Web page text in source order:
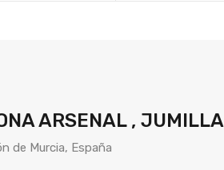
ARSENAL , JUMILLA
de Murcia, España